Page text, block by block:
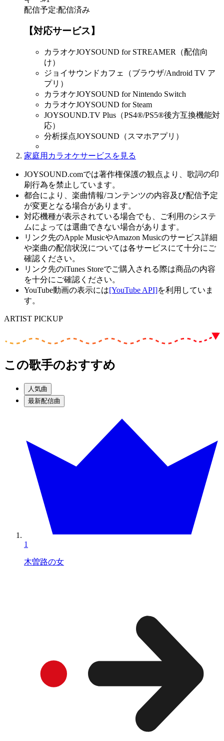
配信予定:配信済み
【対応サービス】
カラオケJOYSOUND for STREAMER（配信向
け）
ジョイサウンドカフェ（ブラウザ/Android TV ア
プリ）
カラオケJOYSOUND for Nintendo Switch
カラオケJOYSOUND for Steam
JOYSOUND.TV Plus（PS4®/PS5®後方互換機能対
応）
分析採点JOYSOUND（スマホアプリ）
家庭用カラオケサービスを見る
JOYSOUND.comでは著作権保護の観点より、歌詞の印
刷行為を禁止しています。
都合により、楽曲情報/コンテンツの内容及び配信予定
が変更となる場合があります。
対応機種が表示されている場合でも、ご利用のシステ
ムによっては選曲できない場合があります。
リンク先のApple MusicやAmazon Musicのサービス詳細
や楽曲の配信状況については各サービスにて十分にご
確認ください。
リンク先のiTunes Storeでご購入される際は商品の内容
を十分にご確認ください。
YouTube動画の表示には[YouTube API]を利用していま
す。
ARTIST PICKUP
この歌手のおすすめ
人気曲
最新配信曲
1
木曽路の女